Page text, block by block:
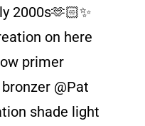
2000s🫶🏻✨
on here
primer
@Pat
shade light